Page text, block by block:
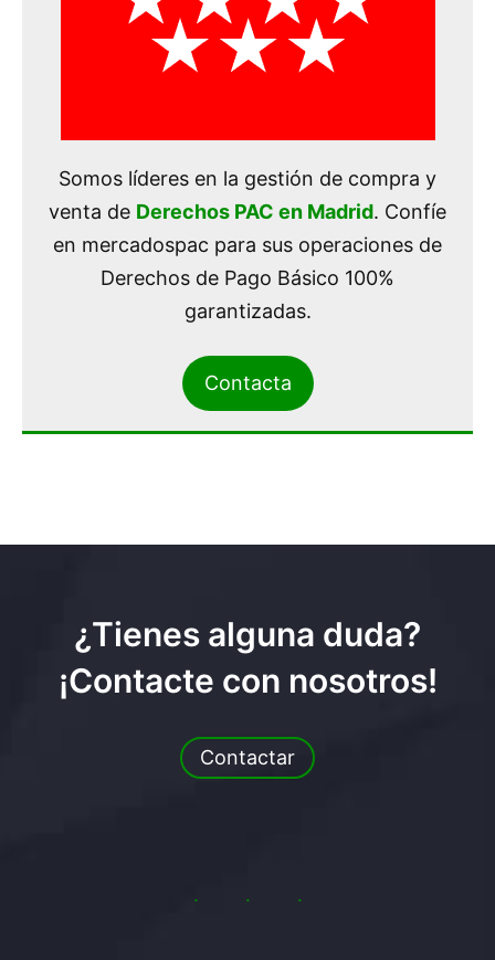
Somos líderes en la gestión de compra y
venta de Derechos PAC en Madrid. Confíe
en mercadospac para sus operaciones de
Derechos de Pago Básico 100%
garantizadas.
Contacta
¿Tienes alguna duda?
¡Contacte con nosotros!
Contactar